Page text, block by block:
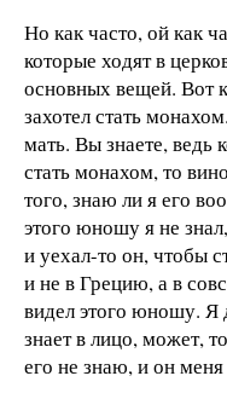
Но как часто, ой как
которые ходят в
основных вещей. Вот
захотел стать
мать. Вы знаете, ведь
стать монахом, то
того, знаю ли я его
этого юношу я не
и уехал-то он, чтобы
и не в Грецию, а в
видел этого юношу. Я
знает в лицо, может,
его не знаю, и он